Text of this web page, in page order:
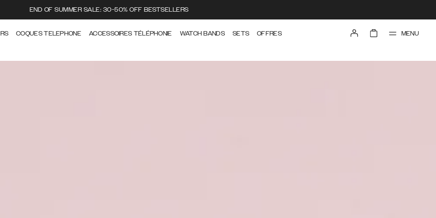
END OF SUMMER SALE: 30-50% OFF BESTSELLERS
COQUES TELEPHONE ACCESSOIRES TÉLÉPHONIE WATCH BANDS SETS OFFRES MENU